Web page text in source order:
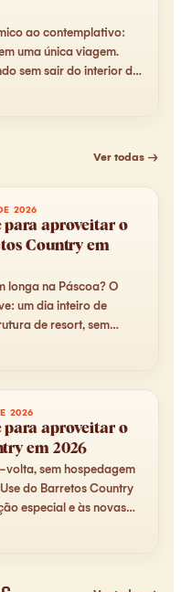
ao contemplativo:
uma única viagem.
sem sair do interior de
Ver todas →
2026
para aproveitar o
Country em
longa na Páscoa? O
um dia inteiro de
de resort, sem
2026
para aproveitar o
em 2026
sem hospedagem
do Barretos Country
especial e às novas